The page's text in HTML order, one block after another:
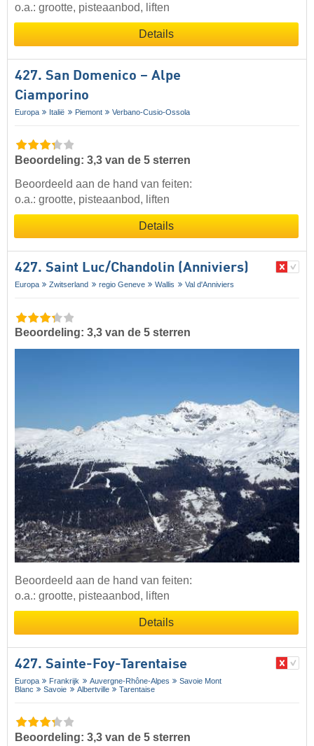
o.a.: grootte, pisteaanbod, liften
Details
427. San Domenico – Alpe
Ciamporino
Europa Italië Piemont Verbano-Cusio-Ossola
Beoordeling: 3,3 van de 5 sterren
Beoordeeld aan de hand van feiten:
o.a.: grootte, pisteaanbod, liften
Details
427. Saint Luc/​Chandolin (Anniviers)
Europa Zwitserland regio Geneve Wallis Val d'Anniviers
Beoordeling: 3,3 van de 5 sterren
Beoordeeld aan de hand van feiten:
o.a.: grootte, pisteaanbod, liften
Details
427. Sainte-Foy-Tarentaise
Europa Frankrijk Auvergne-Rhône-Alpes
Savoie Mont
Blanc
Savoie Albertville Tarentaise
Beoordeling: 3,3 van de 5 sterren